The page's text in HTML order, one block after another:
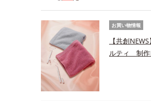
お買い物情報
【共創
ルティ 制作